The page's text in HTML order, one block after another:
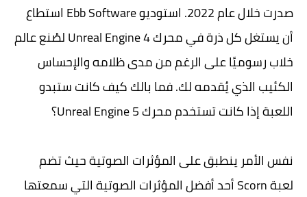
صدرت خلال عام 2022. استوديو Ebb Software استطاع
أن يستغل كل ذرة في محرك Unreal Engine 4 لصُنع عالم
خلاب رسوميًا على الرغم من مدى ظلامه والإحساس
الكئيب الذي يُقدمه لك. فما بالك كيف كانت ستبدو
اللعبة إذا كانت تستخدم محرك Unreal Engine 5؟
نفس الأمر ينطبق على المؤثرات الصوتية حيث تضم
لعبة Scorn أحد أفضل المؤثرات الصوتية التي سمعتها